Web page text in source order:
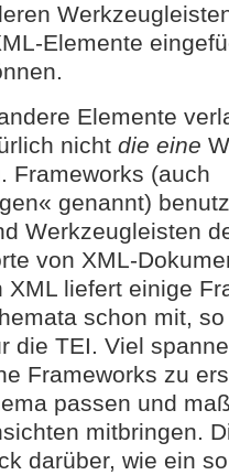
Elemente
Elemente
nicht die eine
Frameworks (auch
genannt)
Werkzeugleisten
von XML-
liefert einige
schon mit,
die TEI. Viel
Frameworks zu
passen und
mitbringen.
darüber, wie ein